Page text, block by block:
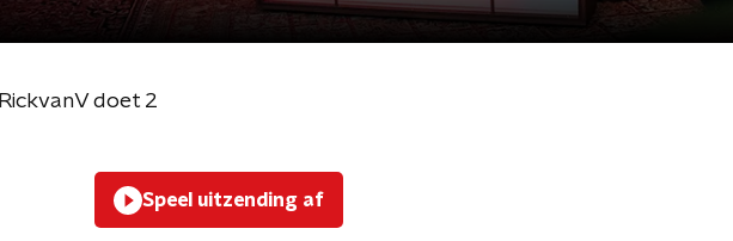
RickvanV doet 2
Speel uitzending af